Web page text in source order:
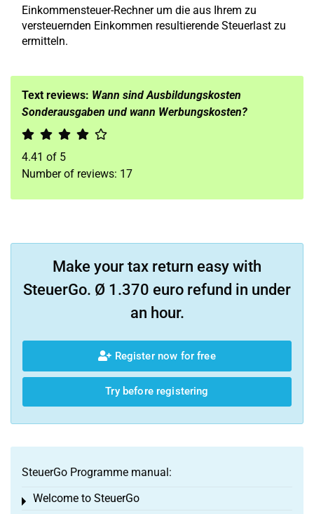
Einkommensteuer-Rechner um die aus Ihrem zu
versteuernden Einkommen resultierende Steuerlast zu
ermitteln.
Text reviews: Wann sind Ausbildungskosten
Sonderausgaben und wann Werbungskosten?
4.41 of 5
Number of reviews: 17
Make your tax return easy with
SteuerGo. Ø 1.370 euro refund in under
an hour.
Register now for free
Try before registering
SteuerGo Programme manual:
Welcome to SteuerGo
Toggle menu